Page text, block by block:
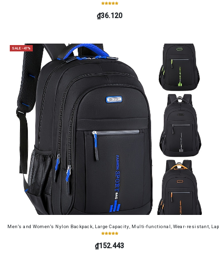
₫36.120
SALE -47%
Men's and Women's Nylon Backpack, Large Capacity, Multi-functional, Wear-resistant,
₫152.443